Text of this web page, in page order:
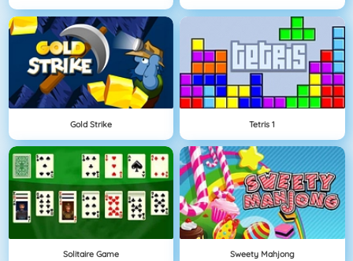
Gold Strike Tetris 1
Solitaire Game Sweety Mahjong